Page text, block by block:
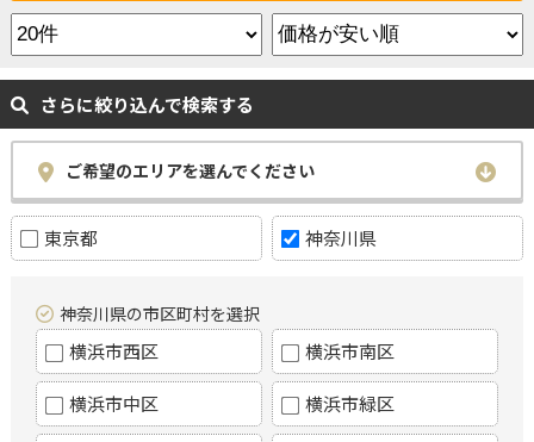
さらに絞り込んで検索する
ご希望のエリアを選んでください
東京都 神奈川県
神奈川県の市区町村を選択
横浜市西区 横浜市南区
横浜市中区 横浜市緑区